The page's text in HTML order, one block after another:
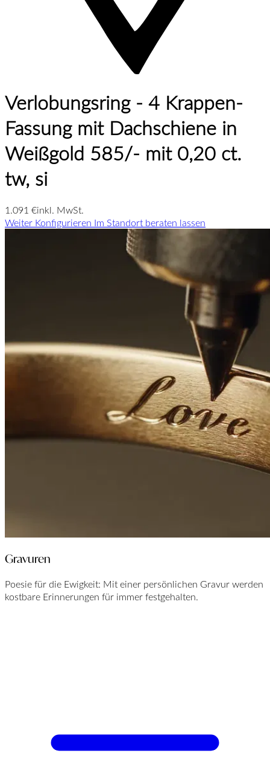
Verlobungsring - 4 Krappen-
Fassung mit Dachschiene in
Weißgold 585/- mit 0,20 ct.
tw, si
1.091 €inkl. MwSt.
Weiter Konfigurieren Im Standort beraten lassen
Gravuren
Poesie für die Ewigkeit: Mit einer persönlichen Gravur werden
kostbare Erinnerungen für immer festgehalten.